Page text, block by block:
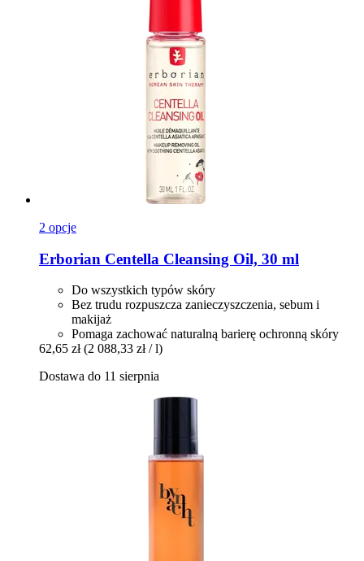
2 opcje
Erborian Centella Cleansing Oil, 30 ml
Do wszystkich typów skóry
Bez trudu rozpuszcza zanieczyszczenia, sebum i
makijaż
Pomaga zachować naturalną barierę ochronną skóry
62,65 zł (2 088,33 zł / l)
Dostawa do 11 sierpnia